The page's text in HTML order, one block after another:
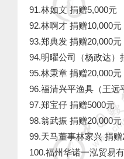
91.林如文 捐赠5,000元
92.林啊才 捐赠10,000元
93.郑典发 捐赠20,000元
94.明曜公司（杨政达）
95.林秉章 捐赠20,000元
96.福清兴平渔具（王远
97.郑宝仔 捐赠5000元
98.翁武振 捐赠20,000元
99.天马董事林家兴 捐赠
100.福州华诺一泓贸易